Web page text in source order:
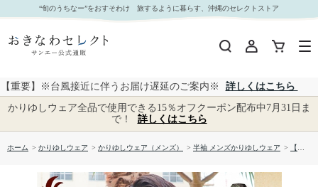
【送料無料】ウエストアイランド柄 かりゆしウェア GEM15013S｜おきなわセレクト サンエー
公式通販
“旬のうちなー”をおすそわけ 旅するように暮らす、沖縄のセレクトストア
【重要】※台風接近に伴うお届け遅延のご案内※
詳しくはこちら
かりゆしウェア全品で使用できる15％オフクーポン配布中7月31日ま
で！
詳しくはこちら
ホーム > かりゆしウェア > かりゆしウェア（メンズ） > 半袖 メンズかりゆしウェア > 【送料無料】ウエストアイランド柄 かりゆしウェア GEM15013S